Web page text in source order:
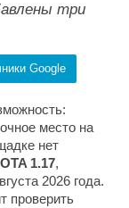
три
Google
место на
нет
OTA 1.17,
2026 года.
проверить